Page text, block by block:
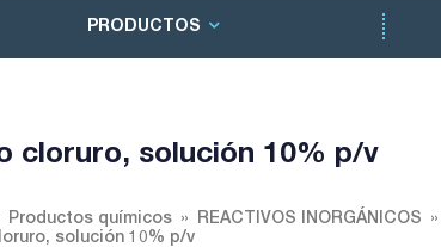
PRODUCTOS
cloruro, solución 10% p/v
Productos químicos REACTIVOS INORGÁNICOS
solución 10% p/v